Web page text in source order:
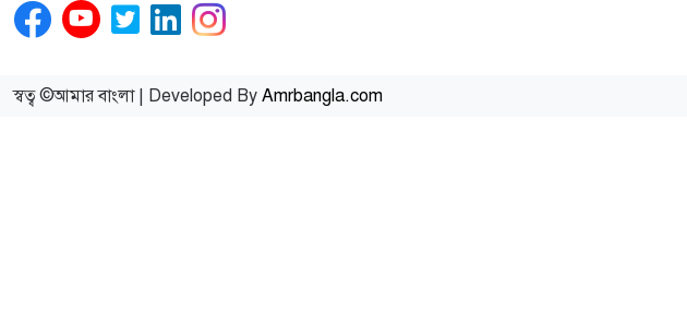
স্বত্ব ©আমার বাংলা | Developed By Amrbangla.com